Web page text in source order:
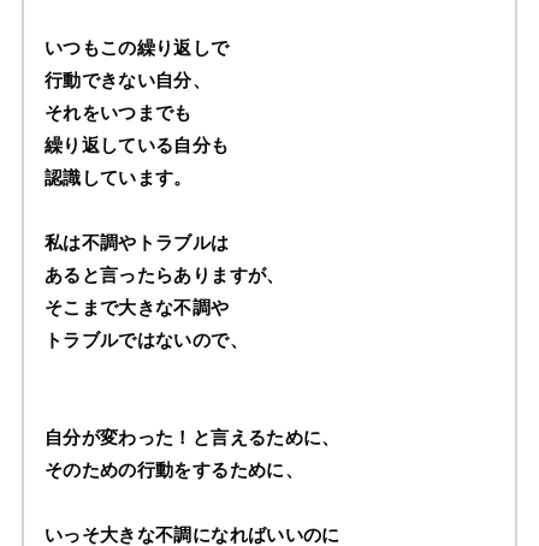
いつもこの繰り返しで
行動できない自分、
それをいつまでも
繰り返している自分も
認識しています。
私は不調やトラブルは
あると言ったらありますが、
そこまで大きな不調や
トラブルではないので、
自分が変わった！と言えるために、
そのための行動をするために、
いっそ大きな不調になればいいのに